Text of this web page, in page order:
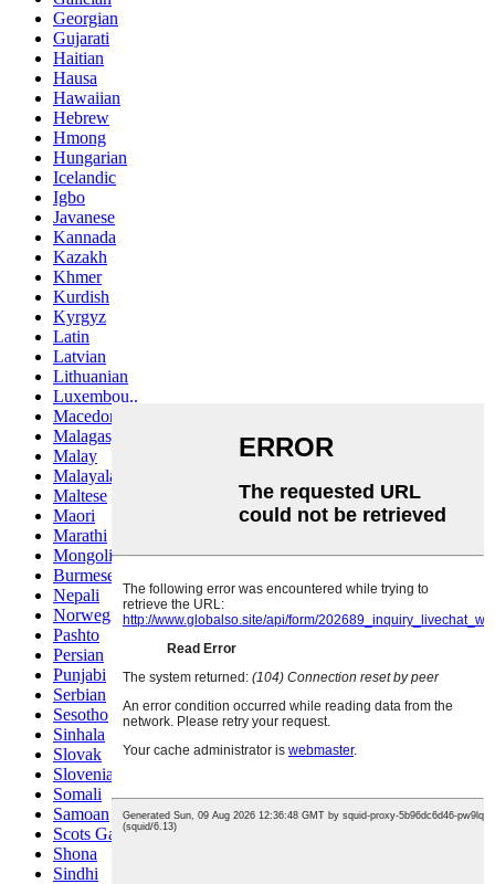
Georgian
Gujarati
Haitian
Hausa
Hawaiian
Hebrew
Hmong
Hungarian
Icelandic
Igbo
Javanese
Kannada
Kazakh
Khmer
Kurdish
Kyrgyz
Latin
Latvian
Lithuanian
Luxembou..
Macedonian
Malagasy
Malay
Malayalam
Maltese
Maori
Marathi
Mongolian
Burmese
Nepali
Norwegian
Pashto
Persian
Punjabi
Serbian
Sesotho
Sinhala
Slovak
Slovenian
Somali
Samoan
Scots Gaelic
Shona
Sindhi